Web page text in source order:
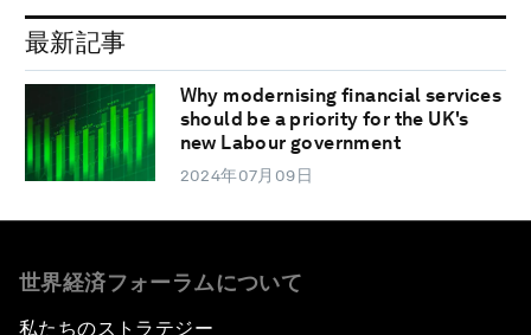
最新記事
Why modernising financial services
should be a priority for the UK's
new Labour government
2024年07月09日
世界経済フォーラムについて
私たちのストラテジー